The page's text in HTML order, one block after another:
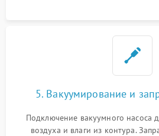
5. Вакуумирование и
Подключение вакуумного насоса
воздуха и влаги из контура.